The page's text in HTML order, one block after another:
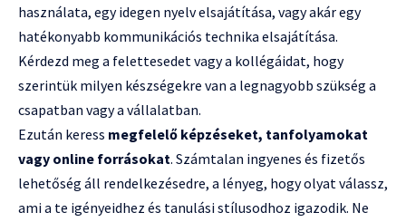
használata, egy idegen nyelv elsajátítása, vagy akár egy
hatékonyabb kommunikációs technika elsajátítása.
Kérdezd meg a felettesedet vagy a kollégáidat, hogy
szerintük milyen készségekre van a legnagyobb szükség a
csapatban vagy a vállalatban.
Ezután keress megfelelő képzéseket, tanfolyamokat
vagy online forrásokat. Számtalan ingyenes és fizetős
lehetőség áll rendelkezésedre, a lényeg, hogy olyat válassz,
ami a te igényeidhez és tanulási stílusodhoz igazodik. Ne